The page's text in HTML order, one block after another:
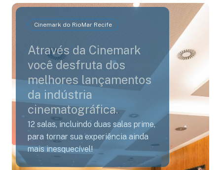
Cinemark do RioMar Recife
Através da Cinemark
você desfruta dos
melhores lançamentos
da indústria
cinematográfica.
12 salas, incluindo duas salas prime,
para tornar sua experiência ainda
mais inesquecível!